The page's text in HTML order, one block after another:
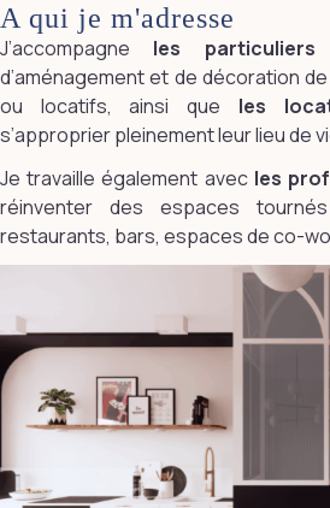
A qui je m'adresse
J’accompagne les particuliers
d’aménagement et de décoration
ou locatifs, ainsi que les
s’approprier pleinement leur lieu de
Je travaille également avec les
réinventer des espaces
restaurants, bars, espaces de co-